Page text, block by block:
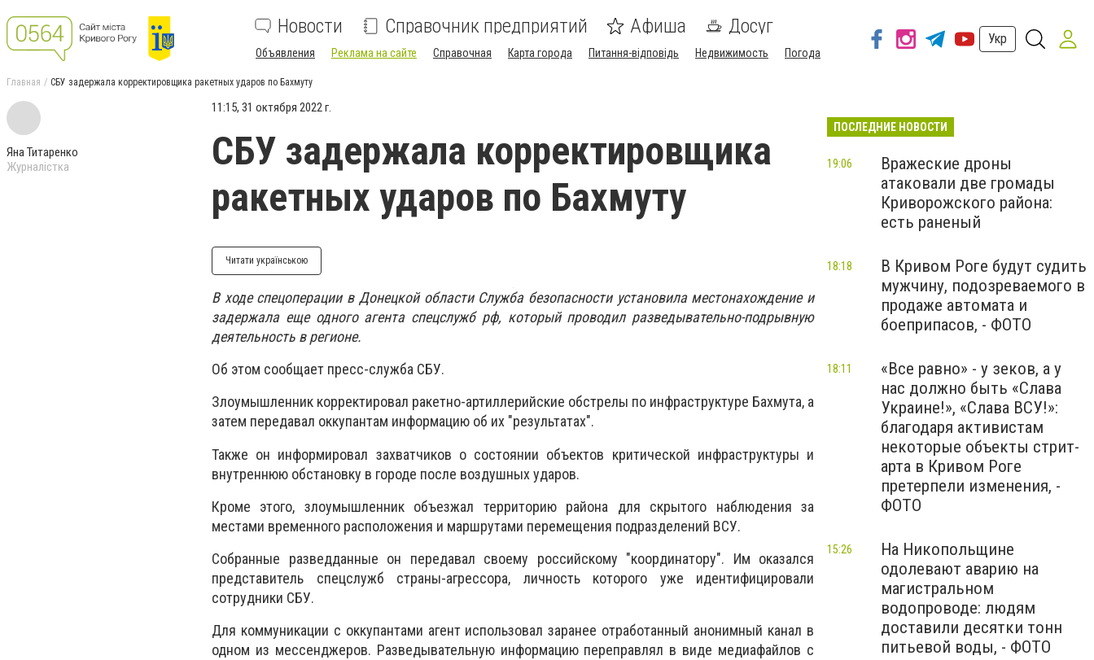
Новости Справочник предприятий Афиша Досуг
Объявления Реклама на сайте Справочная Карта города Питання-відповідь Недвижимость Погода
Укр
Главная СБУ задержала корректировщика ракетных ударов по Бахмуту
Яна Титаренко
Журналістка
11:15, 31 октября 2022 г.
СБУ задержала корректировщика
ракетных ударов по Бахмуту
Читати українською
В ходе спецоперации в Донецкой области Служба безопасности установила местонахождение и
задержала еще одного агента спецслужб рф, который проводил разведывательно-подрывную
деятельность в регионе.
Об этом сообщает пресс-служба СБУ.
Злоумышленник корректировал ракетно-артиллерийские обстрелы по инфраструктуре Бахмута, а
затем передавал оккупантам информацию об их "результатах".
Также он информировал захватчиков о состоянии объектов критической инфраструктуры и
внутреннюю обстановку в городе после воздушных ударов.
Кроме этого, злоумышленник объезжал территорию района для скрытого наблюдения за
местами временного расположения и маршрутами перемещения подразделений ВСУ.
Собранные разведданные он передавал своему российскому "координатору". Им оказался
представитель спецслужб страны-агрессора, личность которого уже идентифицировали
сотрудники СБУ.
Для коммуникации с оккупантами агент использовал заранее отработанный анонимный канал в
одном из мессенджеров. Разведывательную информацию переправлял в виде медиафайлов с
ПОСЛЕДНИЕ НОВОСТИ
Вражеские дроны
атаковали две громады
Криворожского района:
есть раненый
19:06
В Кривом Роге будут судить
мужчину, подозреваемого в
продаже автомата и
боеприпасов, - ФОТО
18:18
«Все равно» - у зеков, а у
нас должно быть «Слава
Украине!», «Слава ВСУ!»:
благодаря активистам
некоторые объекты стрит-
арта в Кривом Роге
претерпели изменения, -
ФОТО
18:11
На Никопольщине
одолевают аварию на
магистральном
водопроводе: людям
доставили десятки тонн
питьевой воды, - ФОТО
15:26